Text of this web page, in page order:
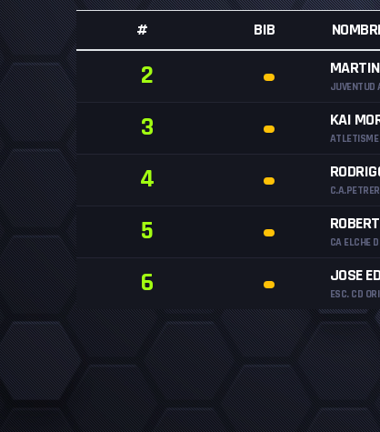
# BIB
2 JUVENTUD
3 KAI
ATLETISME
4
5 CA ELCHE
6 JOSE
ESC. CD